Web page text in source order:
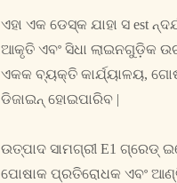
ଏହା ଏକ ଡେସ୍କ ଯାହା ସ est
ଆକୃତି ଏବଂ ସିଧା ଲାଇନଗୁଡ଼ିକ
ଏକକ ବ୍ୟକ୍ତି କାର୍ଯ୍ୟାଳୟ,
ଡିଜାଇନ୍ ହୋଇପାରିବ |
ଉତ୍ପାଦ ସାମଗ୍ରୀ E1 ଗ୍ରେଡ୍
ପୋଷାକ ପ୍ରତିରୋଧକ ଏବଂ